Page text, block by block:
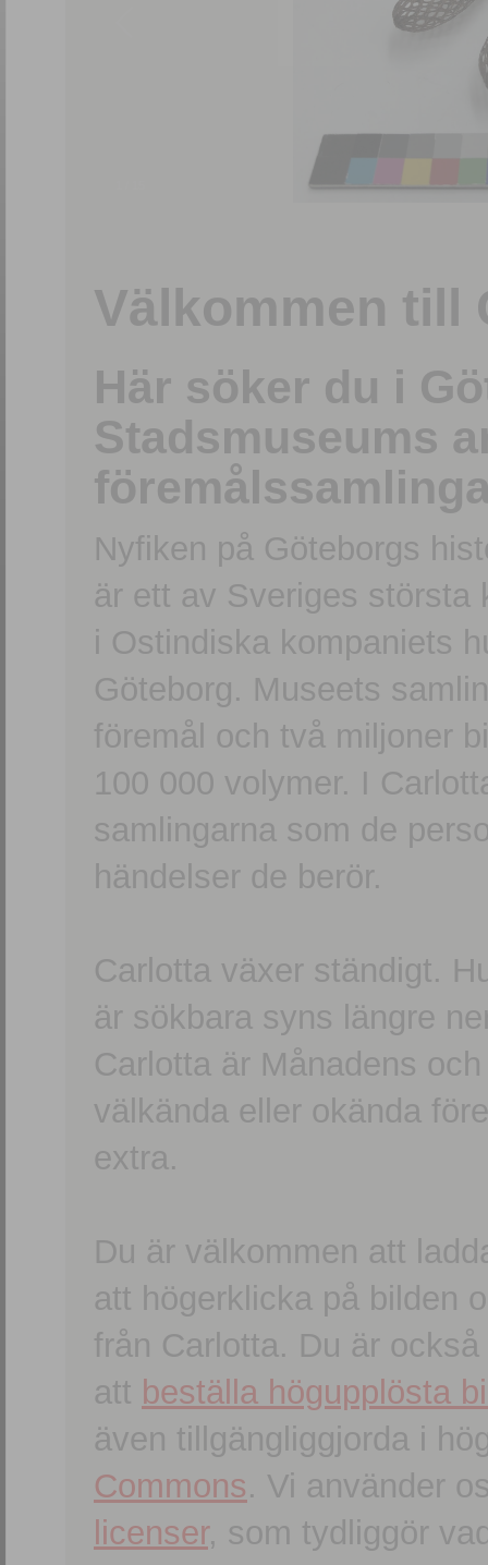
Välkommen till
Här söker du i
Stadsmuseums
Nyfiken på Göteborgs
är ett av Sveriges största
i Ostindiska kompaniets
Göteborg. Museets
föremål och två miljoner
100 000 volymer. I
samlingarna som de
händelser de berör.
Carlotta växer ständigt.
är sökbara syns längre
Carlotta är Månadens
välkända eller okända
extra.
Du är välkommen att
att högerklicka på bilden
från Carlotta. Du är
att beställa högupplösta
även tillgängliggjorda i
Commons. Vi använder
licenser, som tydliggör